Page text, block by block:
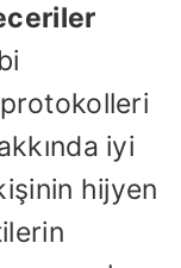
iyi
hijyen